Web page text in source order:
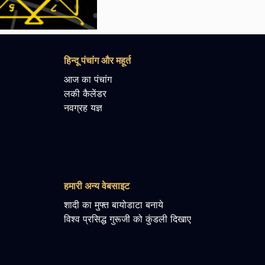
हिन्दू पंचांग और महूर्त
आज का पंचांग
लकी कैलेंडर
नवग्रह यज्ञ
हमारी अन्य वेबसाइट
शादी का मुफ्त बायोडाटा बनाये
विश्व प्रसिद्ध गुरूजी को कुंडली दिखाए